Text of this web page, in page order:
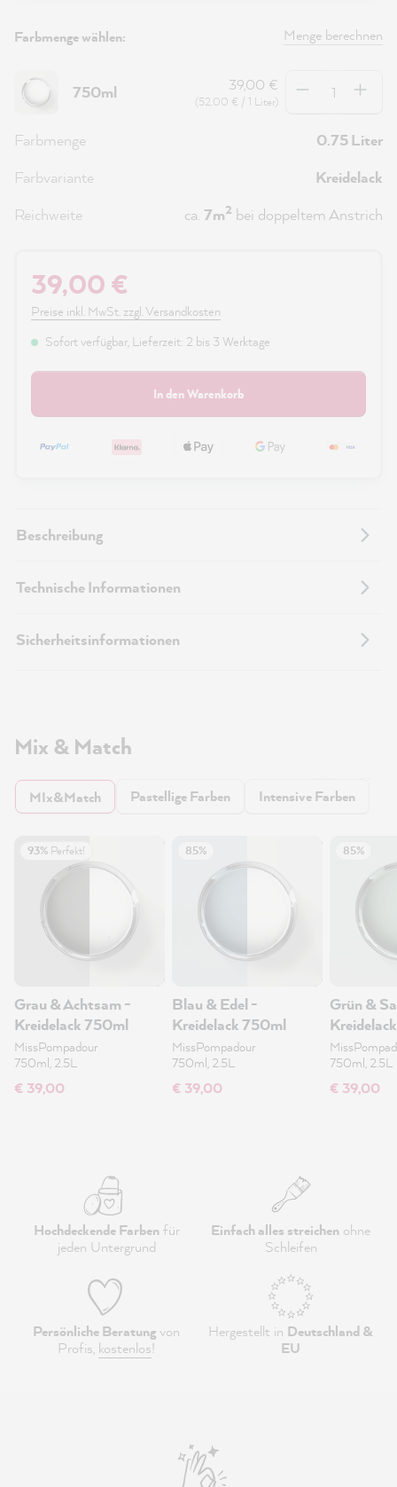
Farbmenge wählen: Menge berechnen
750ml 39,00 €
(52,00 € / 1 Liter)
Farbmenge
0.75 Liter
Farbvariante
Kreidelack
Reichweite
ca. 7m2 bei doppeltem Anstrich
39,00 €
Preise inkl. MwSt. zzgl. Versandkosten
Sofort verfügbar, Lieferzeit: 2 bis 3 Werktage
In den Warenkorb
Beschreibung
Technische Informationen
Sicherheitsinformationen
Mix & Match
MIx&Match Pastellige Farben Intensive Farben
93% Perfekt!
Grau & Achtsam -
Kreidelack 750ml
MissPompadour
750ml, 2.5L
€ 39,00
85%
Blau & Edel -
Kreidelack 750ml
MissPompadour
750ml, 2.5L
€ 39,00
85%
Grün &
750ml, 2.5L
€ 39,00
Hochdeckende Farbenfür
jeden Untergrund
Einfach alles streichen ohne
Schleifen
Persönliche Beratungvon
Profis, kostenlos!
Hergestellt in Deutschland &
EU